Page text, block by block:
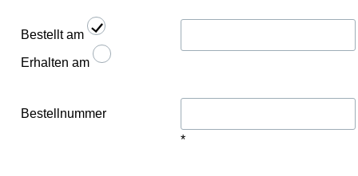
Bestellt am
Erhalten am
Bestellnummer
*